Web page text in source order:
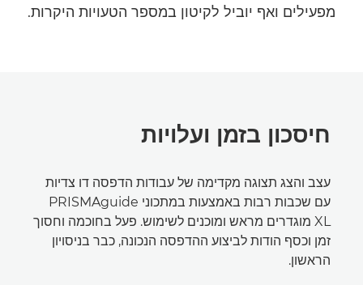
מפעילים ואף יוביל לקיטון במספר הטעויות היקרות.
חיסכון בזמן ועלויות
עצב והצג תצוגה מקדימה של עבודות הדפסה דו צדיות
עם שכבות רבות באמצעות במתכוני PRISMAguide
XL מוגדרים מראש ומוכנים לשימוש. פעל בחוכמה וחסוך
זמן וכסף הודות לביצוע ההדפסה הנכונה, כבר בניסויון
הראשון.